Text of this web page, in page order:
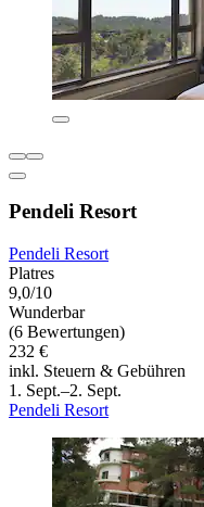
Pendeli Resort
Pendeli Resort
Platres
9,0/10
Wunderbar
(6 Bewertungen)
232 €
inkl. Steuern & Gebühren
1. Sept.–2. Sept.
Pendeli Resort